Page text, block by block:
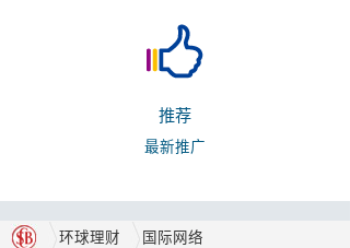
推荐
最新推广
环球理财 国际网络